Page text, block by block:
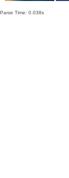
Parse Time: 0.038s